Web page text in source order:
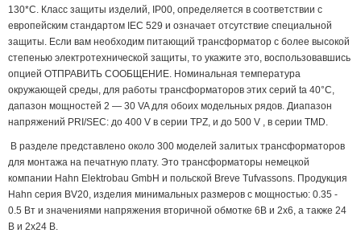
130*С. Класс защиты изделий, IP00, определяется в соответствии с
европейским стандартом IEC 529 и означает отсутствие специальной
защиты. Если вам необходим питающий трансформатор с более высокой
степенью электротехнической защиты, то укажите это, воспользовавшись
опцией ОТПРАВИТЬ СООБЩЕНИЕ. Номинальная температура
окружающей среды, для работы трансформаторов этих серий ta 40°C,
дапазон мощностей 2 — 30 VA для обоих модельных рядов. Диапазон
напряжений PRI/SEC: до 400 V в серии TPZ, и до 500 V , в серии TMD.
В разделе представлено около 300 моделей залитых трансформаторов
для монтажа на печатную плату. Это трансформаторы немецкой
компании Hahn Elektrobau GmbH и польской Breve Tufvassons. Продукция
Hahn серия BV20, изделия минимальных размеров с мощностью: 0.35 -
0.5 Вт и значениями напряжения вторичной обмотке 6В и 2х6, а также 24
В и 2х24 В.